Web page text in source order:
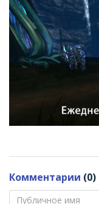
Комментарии (0)